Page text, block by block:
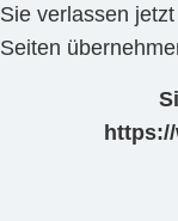
Sie verlassen
Seiten